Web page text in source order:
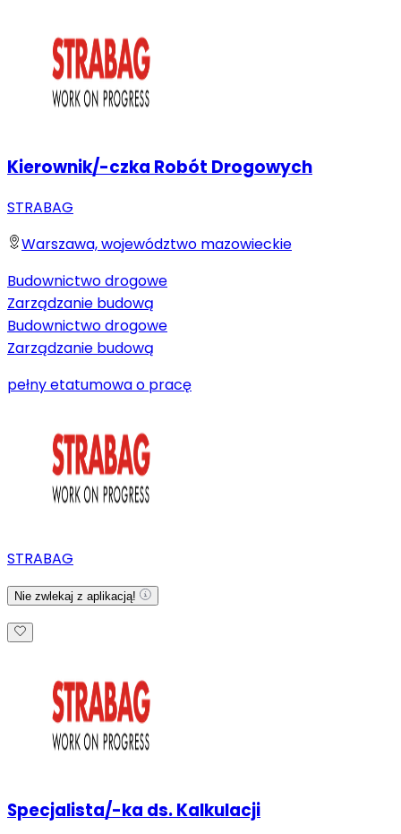
Kierownik/-czka Robót Drogowych
STRABAG
Warszawa, województwo mazowieckie
Budownictwo drogowe
Zarządzanie budową
Budownictwo drogowe
Zarządzanie budową
pełny etatumowa o pracę
STRABAG
Nie zwlekaj z aplikacją!
Specjalista/-ka ds. Kalkulacji